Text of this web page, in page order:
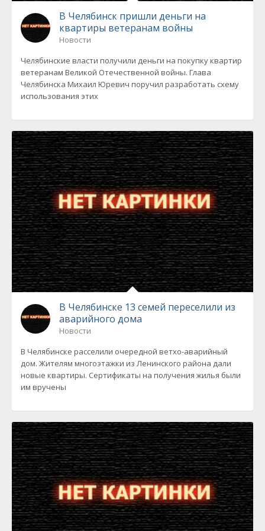
В Челябинск пришли деньги на
квартиры ветеранам войны
Новости
Челябинские власти получили деньги на покупку квартир
ветеранам Великой Отечественной войны. Глава
Челябинска Михаил Юревич поручил разработать схему
использования этих
В Челябинске 13 семей переселили из
аварийного дома
Новости
В Челябинске расселили очередной ветхо-аварийный
дом. Жителям многоэтажки из Ленинского района дали
новые квартиры. Сертификаты на получения жилья были
им вручены